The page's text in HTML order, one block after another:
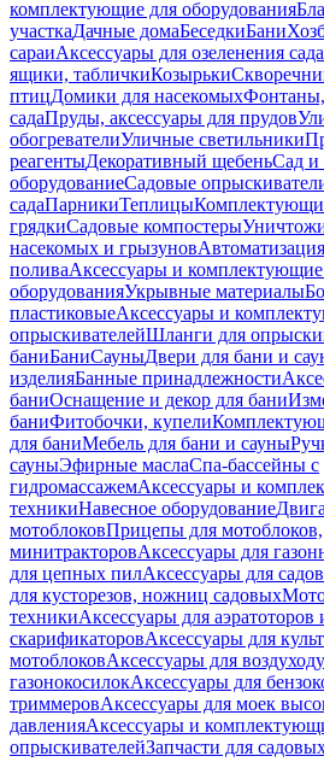
комплектующие для оборудования
участкаДачные домаБеседкиБани
сараиАксессуары для озеленения сада
ящики, табличкиКозырьки
птицДомики для насекомыхФонтаны,
садаПруды, аксессуары для прудов
обогревателиУличные светильники
реагентыДекоративный щебеньСад и
оборудованиеСадовые
садаПарникиТеплицы
грядкиСадовые компостеры
насекомых и грызунов
поливаАксессуары и
оборудованияУкрывные материалы
пластиковыеАксессуары и
опрыскивателейШланги для
баниБаниСауныДвери для бани и
изделияБанные принадлежности
баниОснащение и декор для бани
баниФитобочки, купели
для баниМебель для бани и сауны
сауныЭфирные маслаСпа-бассейны с
гидромассажемАксессуары и
техникиНавесное оборудование
мотоблоковПрицепы для мотоблоков,
минитракторовАксессуары для
для цепных пилАксессуары для
для кусторезов, ножниц садовых
техникиАксессуары для аэратоторов
скарификаторовАксессуары для
мотоблоковАксессуары для
газонокосилокАксессуары для
триммеровАксессуары для моек
давленияАксессуары и
опрыскивателейЗапчасти для